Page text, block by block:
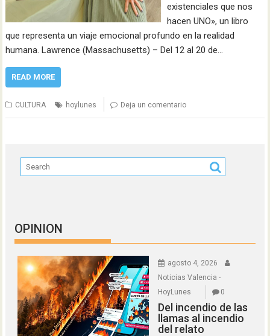
existenciales que nos
hacen UNO», un libro
que representa un viaje emocional profundo en la realidad
humana. Lawrence (Massachusetts) – Del 12 al 20 de…
READ MORE
CULTURA hoylunes Deja un comentario
OPINION
agosto 4, 2026
Noticias Valencia -
HoyLunes
0
Del incendio de las
llamas al incendio
del relato